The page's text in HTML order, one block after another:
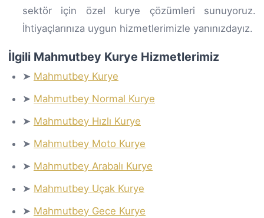
sektör için özel kurye çözümleri sunuyoruz.
İhtiyaçlarınıza uygun hizmetlerimizle yanınızdayız.
İlgili Mahmutbey Kurye Hizmetlerimiz
➤ Mahmutbey Kurye
➤ Mahmutbey Normal Kurye
➤ Mahmutbey Hızlı Kurye
➤ Mahmutbey Moto Kurye
➤ Mahmutbey Arabalı Kurye
➤ Mahmutbey Uçak Kurye
➤ Mahmutbey Gece Kurye